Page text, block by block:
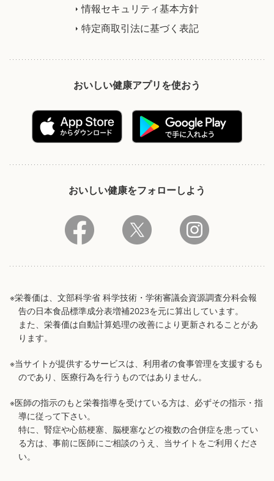
情報セキュリティ基本方針
特定商取引法に基づく表記
おいしい健康アプリを使おう
おいしい健康をフォローしよう
※栄養価は、文部科学省 科学技術・学術審議会資源調査分科会報
告の日本食品標準成分表増補2023を元に算出しています。
また、栄養価は自動計算処理の改善により更新されることがあ
ります。
※当サイトが提供するサービスは、利用者の食事管理を支援するも
のであり、医療行為を行うものではありません。
※医師の指示のもと栄養指導を受けている方は、必ずその指示・指
導に従って下さい。
特に、腎症や心筋梗塞、脳梗塞などの複数の合併症を患ってい
る方は、事前に医師にご相談のうえ、当サイトをご利用くださ
い。